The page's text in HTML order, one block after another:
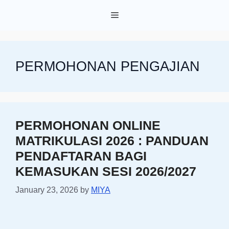
Menu
PERMOHONAN PENGAJIAN
PERMOHONAN ONLINE
MATRIKULASI 2026 : PANDUAN
PENDAFTARAN BAGI
KEMASUKAN SESI 2026/2027
January 23, 2026 by MIYA